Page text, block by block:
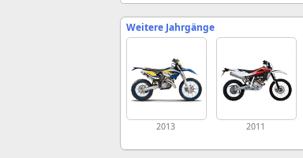
Weitere Jahrgänge
2013 2011